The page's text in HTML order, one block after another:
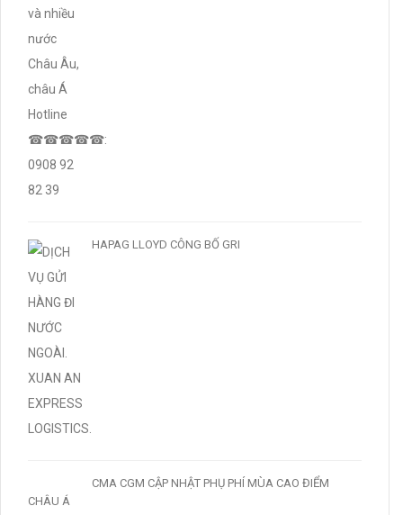
HAPAG LLOYD CÔNG BỐ GRI
CMA CGM CẬP NHẬT PHỤ PHÍ MÙA CAO ĐIỂM
CHÂU Á